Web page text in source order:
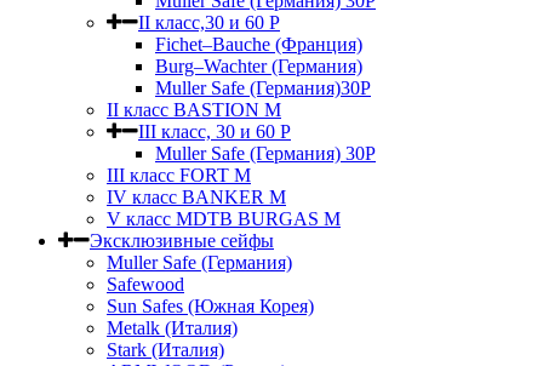
II класс,30 и 60 P
Fichet–Bauche (Франция)
Burg–Wachter (Германия)
Muller Safe (Германия)30P
II класс BASTION M
III класс, 30 и 60 P
Muller Safe (Германия) 30Р
III класс FORT M
IV класс BANKER M
V класс МDTB BURGAS M
Эксклюзивные сейфы
Muller Safe (Германия)
Safewood
Sun Safes (Южная Корея)
Metalk (Италия)
Stark (Италия)